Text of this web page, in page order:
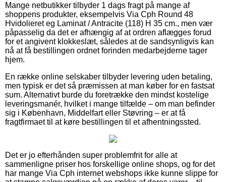
Mange netbutikker tilbyder 1 dags fragt på mange af
shoppens produkter, eksempelvis Via Cph Round 48
Hvidolieret eg Laminat / Antracite (118) H 35 cm., men vær
påpasselig da det er afhængig af at ordren aflægges forud
for et angivent klokkeslæt, således at de sandsynligvis kan
nå at få bestillingen ordnet forinden medarbejderne tager
hjem.
En række online selskaber tilbyder levering uden betaling,
men typisk er det så præmissen at man køber for en fastsat
sum. Alternativt burde du foretrække den mindst kostelige
leveringsmanér, hvilket i mange tilfælde – om man befinder
sig i København, Middelfart eller Støvring – er at få
fragtfirmaet til at køre bestillingen til et afhentningssted.
Det er jo efterhånden super problemfrit for alle at
sammenligne priser hos forskellige online shops, og for det
har mange Via Cph internet webshops ikke kunne slippe for